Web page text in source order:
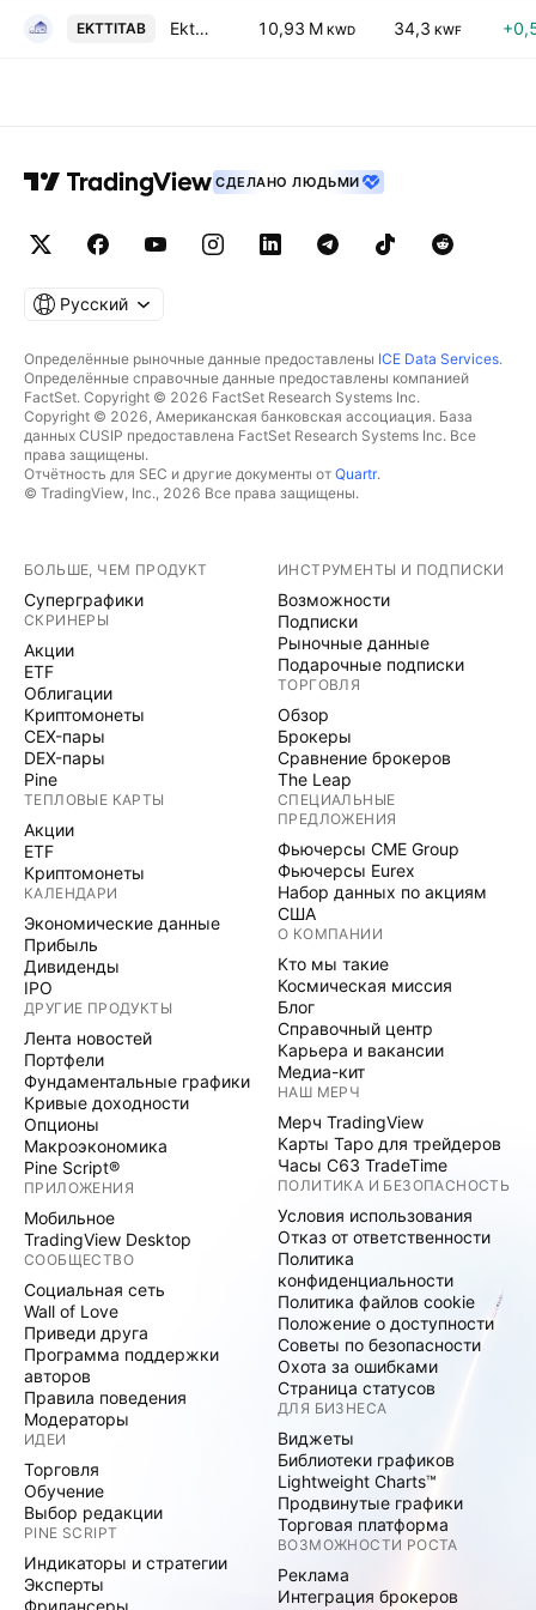
EKTTITAB Ekttitab Holding Co. (S.A.K.) 10,93 M KWD 34,3 KWF
СДЕЛАНО ЛЮДЬМИ
Русский
Определённые рыночные данные предоставлены ICE Data Services.
Определённые справочные данные предоставлены компанией
FactSet. Copyright © 2026 FactSet Research Systems Inc.
Copyright © 2026, Американская банковская ассоциация. База
данных CUSIP предоставлена FactSet Research Systems Inc. Все
права защищены.
Отчётность для SEC и другие документы от Quartr.
© TradingView, Inc., 2026 Все права защищены.
БОЛЬШЕ, ЧЕМ ПРОДУКТ
Суперграфики
СКРИНЕРЫ
Акции
ETF
Облигации
Криптомонеты
CEX-пары
DEX-пары
Pine
ТЕПЛОВЫЕ КАРТЫ
Акции
ETF
Криптомонеты
КАЛЕНДАРИ
Экономические данные
Прибыль
Дивиденды
IPO
ДРУГИЕ ПРОДУКТЫ
Лента новостей
Портфели
Фундаментальные графики
Кривые доходности
Опционы
Макроэкономика
Pine Script®
ПРИЛОЖЕНИЯ
Мобильное
TradingView Desktop
СООБЩЕСТВО
Социальная сеть
Wall of Love
Приведи друга
Программа поддержки
авторов
Правила поведения
Модераторы
ИДЕИ
Торговля
Обучение
Выбор редакции
PINE SCRIPT
Индикаторы и стратегии
Эксперты
Фрилансеры
ИНСТРУМЕНТЫ И ПОДПИСКИ
Возможности
Подписки
Рыночные данные
Подарочные подписки
ТОРГОВЛЯ
Обзор
Брокеры
Сравнение брокеров
The Leap
СПЕЦИАЛЬНЫЕ
ПРЕДЛОЖЕНИЯ
Фьючерсы CME Group
Фьючерсы Eurex
Набор данных по акциям
США
О КОМПАНИИ
Кто мы такие
Космическая миссия
Блог
Справочный центр
Карьера и вакансии
Медиа-кит
НАШ МЕРЧ
Мерч TradingView
Карты Таро для трейдеров
Часы C63 TradeTime
ПОЛИТИКА И БЕЗОПАСНОСТЬ
Условия использования
Отказ от ответственности
Политика
конфиденциальности
Политика файлов cookie
Положение о доступности
Советы по безопасности
Охота за ошибками
Страница статусов
ДЛЯ БИЗНЕСА
Виджеты
Библиотеки графиков
Lightweight Charts™
Продвинутые графики
Торговая платформа
ВОЗМОЖНОСТИ РОСТА
Реклама
Интеграция брокеров